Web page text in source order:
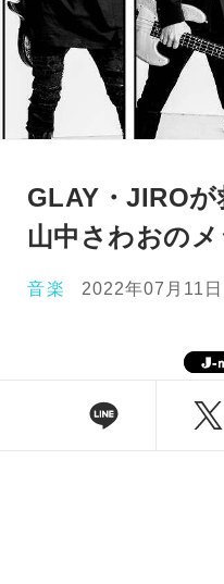
GLAY・JIRO
山中さわおの
音楽 2022年07月11